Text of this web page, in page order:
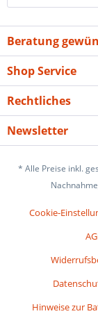
Beratung
Shop Service
Rechtliches
Newsletter
* Alle Preise inkl.
Cookie-
Hinweise zur